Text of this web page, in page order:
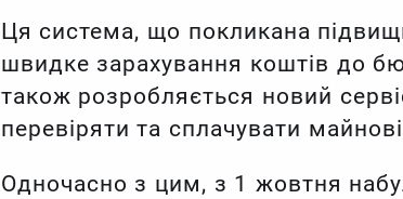
Ця система, що покликана
швидке зарахування коштів до
також розробляється новий
перевіряти та сплачувати
Одночасно з цим, з 1 жовтня